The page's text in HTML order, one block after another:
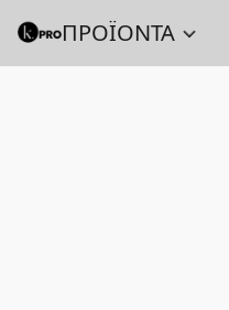
ΠΡΟΪΟΝΤΑ